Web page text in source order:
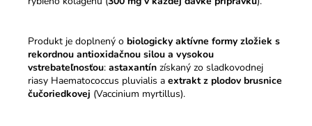
Produkt je doplnený o biologicky aktívne formy zložiek s
rekordnou antioxidačnou silou a vysokou
vstrebateľnosťou: astaxantín získaný zo sladkovodnej
riasy Haematococcus pluvialis a extrakt z plodov brusnice
čučoriedkovej (Vaccinium myrtillus).